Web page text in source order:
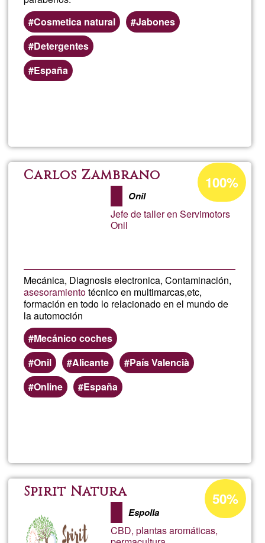
Cosmetica natural
Jabones
Detergentes
España
y
Carlos Zambrano
Onil
Jefe de taller en Servimotors
Onil
Mecánica, Diagnosis electronica, Contaminación,
asesoramientotécnico en multimarcas,etc,
formación en todo lo relacionado en el mundo de
la automoción
Mecánico coches
Onil
Alicante
País Valencià
Online
España
Acceptance
percentage
Ğ1
100%
Spirit Natura
Espolla
CBD, plantas aromáticas,
Acceptance
percentage
Ğ1
50%